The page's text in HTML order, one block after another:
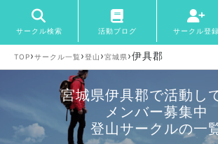
サークル検索 活動ブログ サークル登録
TOP›サークル一覧 ›登山 ›宮城県›伊具郡
宮城県伊具郡で活動し
メンバー募集中
登山サークルの一